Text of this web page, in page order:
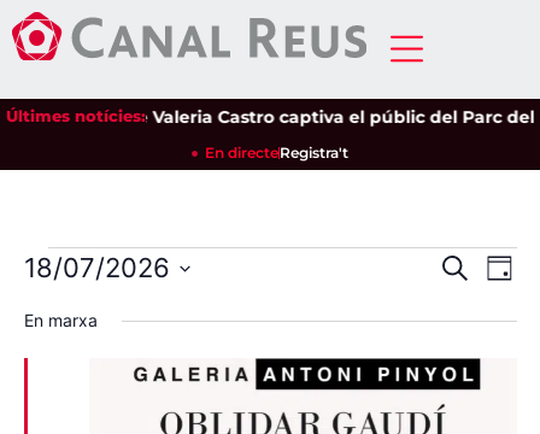
Últimes notícies:de Valeria Castro captiva el públic del Parc del
En directeRegistra't
i
cerca
CercaDia
18/07/2026
una
data.
En marxa